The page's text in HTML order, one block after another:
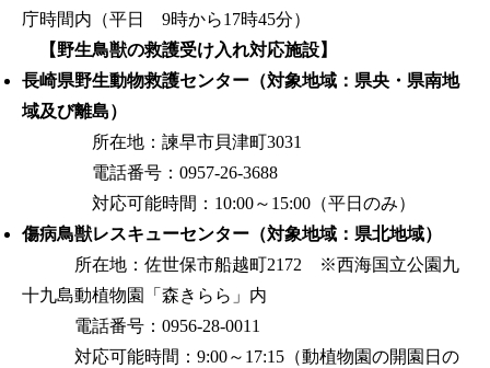
庁時間内（平日 9時から17時45分）
【野生鳥獣の救護受け入れ対応施設】
長崎県野生動物救護センター（対象地域：県央・県南地
域及び離島）
所在地：諫早市貝津町3031
電話番号：0957-26-3688
対応可能時間：10:00～15:00（平日のみ）
傷病鳥獣レスキューセンター（対象地域：県北地域）
所在地：佐世保市船越町2172 ※西海国立公園九
十九島動植物園「森きらら」内
電話番号：0956-28-0011
対応可能時間：9:00～17:15（動植物園の開園日の